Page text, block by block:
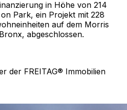
in Höhe von 214
Park, ein Projekt mit 228
auf dem Morris
abgeschlossen.
der FREITAG® Immobilien